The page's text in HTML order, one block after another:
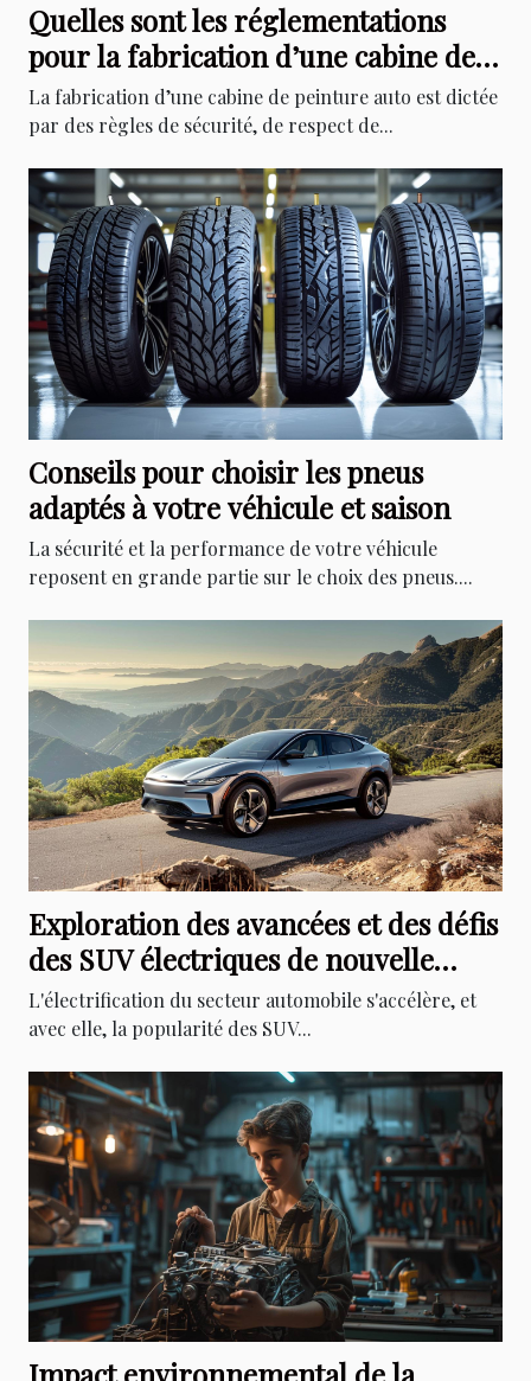
Quelles sont les réglementations
pour la fabrication d’une cabine de
peinture auto ?
La fabrication d’une cabine de peinture auto est dictée
par des règles de sécurité, de respect de...
Conseils pour choisir les pneus
adaptés à votre véhicule et saison
La sécurité et la performance de votre véhicule
reposent en grande partie sur le choix des pneus....
Exploration des avancées et des défis
des SUV électriques de nouvelle
génération
L'électrification du secteur automobile s'accélère, et
avec elle, la popularité des SUV...